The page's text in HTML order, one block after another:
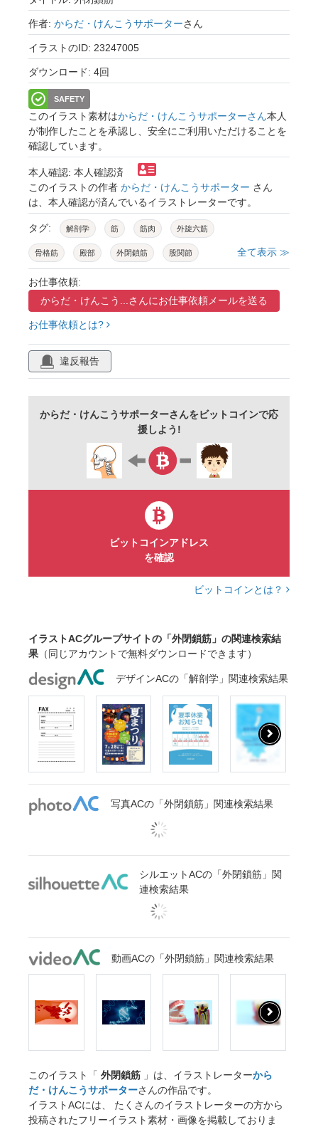
作者: からだ・けんこうサポーターさん
イラストのID: 23247005
ダウンロード: 4回
SAFETY
このイラスト素材はからだ・けんこうサポーターさん本人
が制作したことを承認し、安全にご利用いただけることを
確認しています。
本人確認: 本人確認済
このイラストの作者 からだ・けんこうサポーター さん
は、本人確認が済んでいるイラストレーターです。
タグ: 解剖学 筋 筋肉 外旋六筋
骨格筋 殿部 外閉鎖筋 股関節
殿筋
全て表示 ≫
お仕事依頼:
からだ・けんこう...さんにお仕事依頼メールを送る
お仕事依頼とは?
違反報告
からだ・けんこうサポーターさんをビットコインで応
援しよう!
ビットコインアドレス
を確認
ビットコインとは？
イラストACグループサイトの「外閉鎖筋」の関連検索結
果 （同じアカウントで無料ダウンロードできます）
デザインACの「解剖学」関連検索結果
写真ACの「外閉鎖筋」関連検索結果
シルエットACの「外閉鎖筋」関
連検索結果
動画ACの「外閉鎖筋」関連検索結果
このイラスト「 外閉鎖筋 」は、イラストレーターから
だ・けんこうサポーターさんの作品です。
イラストACには、 たくさんのイラストレーターの方から
投稿されたフリーイラスト素材・画像を掲載しておりま